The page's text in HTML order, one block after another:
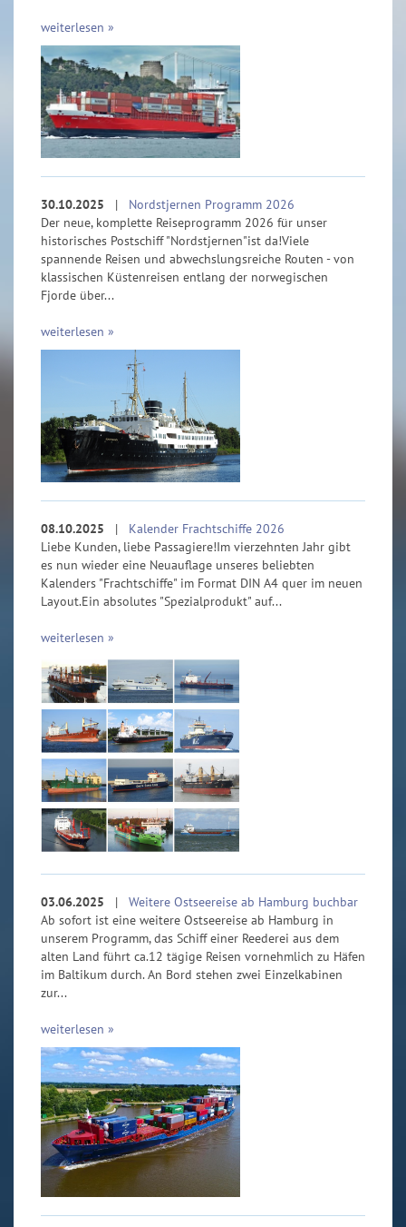
weiterlesen »
30.10.2025 | Nordstjernen Programm 2026
Der neue, komplette Reiseprogramm 2026 für unser
historisches Postschiff "Nordstjernen"ist da!Viele
spannende Reisen und abwechslungsreiche Routen - von
klassischen Küstenreisen entlang der norwegischen
Fjorde über...
weiterlesen »
08.10.2025 | Kalender Frachtschiffe 2026
Liebe Kunden, liebe Passagiere!Im vierzehnten Jahr gibt
es nun wieder eine Neuauflage unseres beliebten
Kalenders "Frachtschiffe" im Format DIN A4 quer im neuen
Layout.Ein absolutes "Spezialprodukt" auf...
weiterlesen »
03.06.2025 | Weitere Ostseereise ab Hamburg buchbar
Ab sofort ist eine weitere Ostseereise ab Hamburg in
unserem Programm, das Schiff einer Reederei aus dem
alten Land führt ca.12 tägige Reisen vornehmlich zu Häfen
im Baltikum durch. An Bord stehen zwei Einzelkabinen
zur...
weiterlesen »